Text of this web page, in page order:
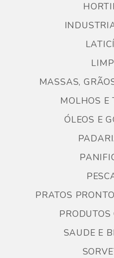
MASSAS,
MOLHOS E
ÓLEOS E
PRATOS
SAUDE E